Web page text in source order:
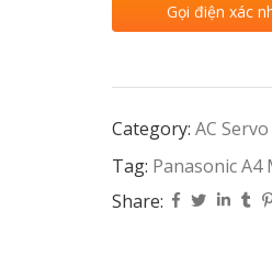
Gọi điện xác
Category: AC
Tag: Panasonic A4
Share: